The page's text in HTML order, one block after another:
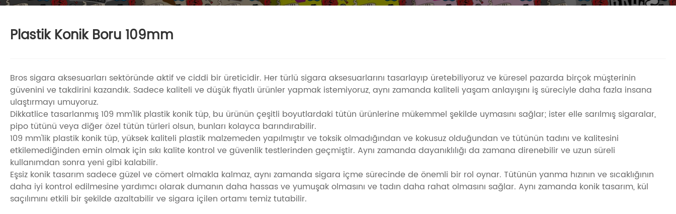
Plastik Konik Boru 109mm
Bros sigara aksesuarları sektöründe aktif ve ciddi bir üreticidir. Her türlü sigara aksesuarlarını tasarlayıp üretebiliyoruz ve küresel pazarda birçok müşterinin
güvenini ve takdirini kazandık. Sadece kaliteli ve düşük fiyatlı ürünler yapmak istemiyoruz, aynı zamanda kaliteli yaşam anlayışını iş süreciyle daha fazla insana
ulaştırmayı umuyoruz.
Dikkatlice tasarlanmış 109 mm'lik plastik konik tüp, bu ürünün çeşitli boyutlardaki tütün ürünlerine mükemmel şekilde uymasını sağlar; ister elle sarılmış sigaralar,
pipo tütünü veya diğer özel tütün türleri olsun, bunları kolayca barındırabilir.
109 mm'lik plastik konik tüp, yüksek kaliteli plastik malzemeden yapılmıştır ve toksik olmadığından ve kokusuz olduğundan ve tütünün tadını ve kalitesini
etkilemediğinden emin olmak için sıkı kalite kontrol ve güvenlik testlerinden geçmiştir. Aynı zamanda dayanıklılığı da zamana direnebilir ve uzun süreli
kullanımdan sonra yeni gibi kalabilir.
Eşsiz konik tasarım sadece güzel ve cömert olmakla kalmaz, aynı zamanda sigara içme sürecinde de önemli bir rol oynar. Tütünün yanma hızının ve sıcaklığının
daha iyi kontrol edilmesine yardımcı olarak dumanın daha hassas ve yumuşak olmasını ve tadın daha rahat olmasını sağlar. Aynı zamanda konik tasarım, kül
saçılımını etkili bir şekilde azaltabilir ve sigara içilen ortamı temiz tutabilir.